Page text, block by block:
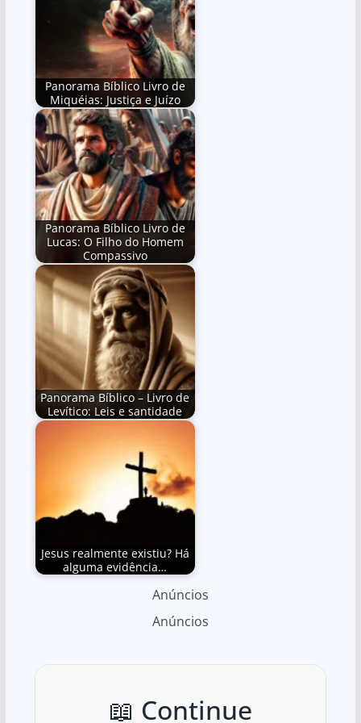
Panorama Bíblico Livro de
Miquéias: Justiça e Juízo
Panorama Bíblico Livro de
Lucas: O Filho do Homem
Compassivo
Panorama Bíblico – Livro de
Levítico: Leis e santidade
Jesus realmente existiu? Há
alguma evidência…
Anúncios
Anúncios
📖 Continue